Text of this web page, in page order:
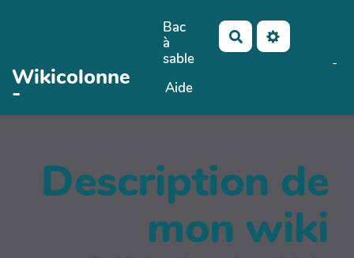
Aller au contenu principal
Wikicolonne
-
Bac
à
sable
Aide
Rechercher
-
Description de
mon wiki